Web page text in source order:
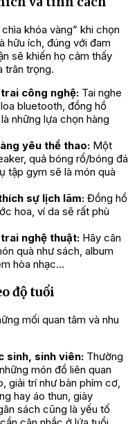
khóa vàng” khi chọn
hữu ích, đúng với đam
sẽ khiến họ cảm thấy
trân trọng.
công nghệ: Tai nghe
bluetooth, đồng hồ
những lựa chọn hàng
yêu thể thao: Một
quả bóng rổ/bóng đá
tập gym sẽ là món quà
sự lịch lãm: Đồng hồ
hoa, ví da sẽ rất phù
nghệ thuật: Hãy cân
quà như sách, album
hòa nhạc…
độ tuổi
mối quan tâm và nhu
sinh, sinh viên: Thường
món đồ liên quan
giải trí như bàn phím cơ,
hay áo thun, giày
sách cũng là yếu tố